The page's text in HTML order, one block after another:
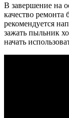
В завершение на
качество
рекомендуется
зажать пыльник
начать